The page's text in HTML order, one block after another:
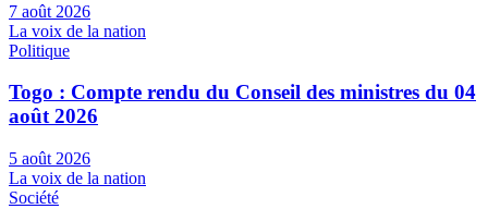
7 août 2026
La voix de la nation
Politique
Togo : Compte rendu du Conseil des ministres du 04
août 2026
5 août 2026
La voix de la nation
Société